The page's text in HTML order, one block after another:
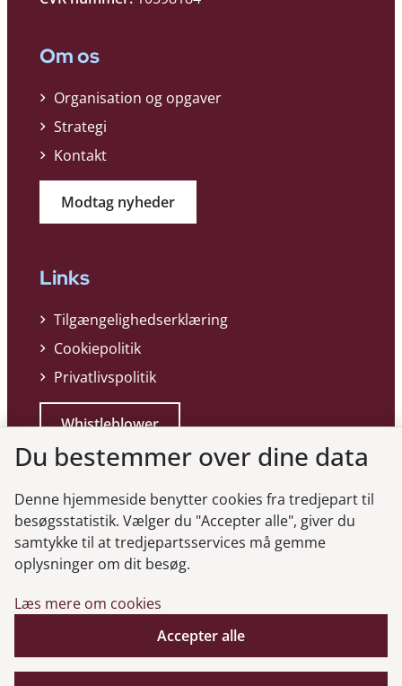
Om os
Organisation og opgaver
Strategi
Kontakt
Modtag nyheder
Links
Tilgængelighedserklæring
Cookiepolitik
Privatlivspolitik
Whistleblower
Genveje
Gå til virksomhedsregisteret
Gå til selskabsmeddelelser
Du bestemmer over dine data
Denne hjemmeside benytter cookies fra tredjepart til
besøgsstatistik. Vælger du "Accepter alle", giver du
samtykke til at tredjepartsservices må gemme
oplysninger om dit besøg.
Læs mere om cookies
Accepter alle